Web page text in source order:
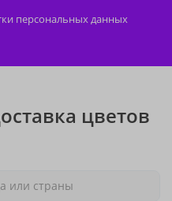
персональных данных
цветов
или страны